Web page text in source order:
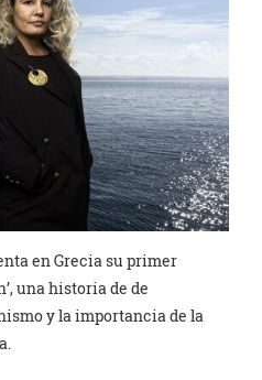
en Grecia su primer
una historia de de
y la importancia de la